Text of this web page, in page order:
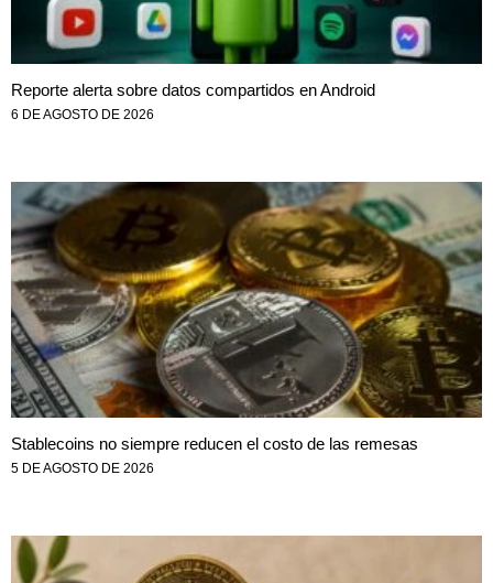
Reporte alerta sobre datos compartidos en Android
6 DE AGOSTO DE 2026
Stablecoins no siempre reducen el costo de las remesas
5 DE AGOSTO DE 2026